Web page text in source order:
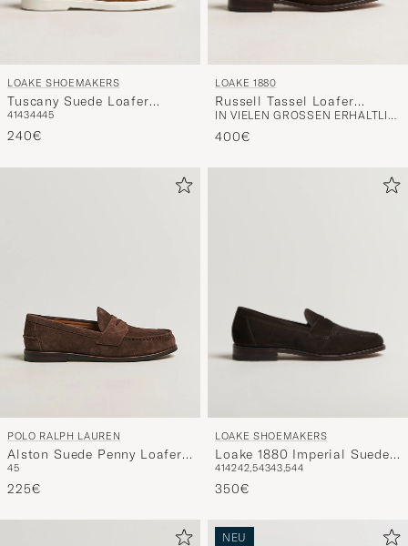
LOAKE SHOEMAKERS
Tuscany Suede Loafer
Chestnut
41434445
240€
LOAKE 1880
Russell Tassel Loafer
Chocolate Brown Suede
IN VIELEN GRÖSSEN ERHÄLTLICH
400€
POLO RALPH LAUREN
Alston Suede Penny Loafers
Dark Brown
45
225€
LOAKE SHOEMAKERS
Loake 1880 Imperial Suede
Loafers Dark Brown
414242,54343,544
350€
NEU